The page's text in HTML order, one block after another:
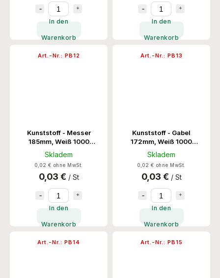
In den
Warenkorb
In den
Warenkorb
Kunststoff - Messer
185mm, Weiß 1000
Stk/Krt
Skladem
0,02 € ohne MwSt.
0,03 € / St
In den
Warenkorb
Art.-Nr.: PB12
Kunststoff - Gabel
172mm, Weiß 1000
Stk/Krt
Skladem
0,02 € ohne MwSt.
0,03 € / St
In den
Warenkorb
Art.-Nr.: PB13
Art.-Nr.: PB14 Art.-Nr.: PB15